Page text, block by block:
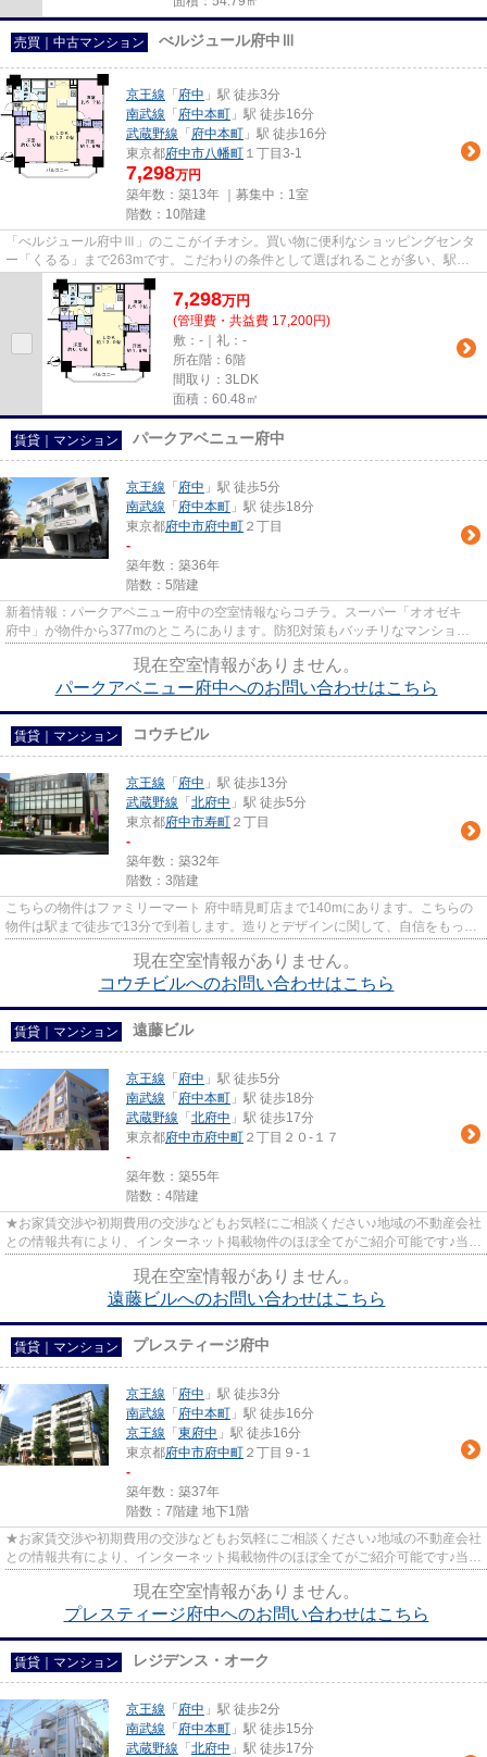
売買｜中古マンション べルジュール府中Ⅲ
京王線 「 府中 」駅 徒歩3分
南武線 「 府中本町 」駅 徒歩16分
武蔵野線 「 府中本町 」駅 徒歩16分
東京都府中市八幡町 １丁目3-1
7,298万円
築年数：築13年 ｜募集中： 1室
階数：10階建
「べルジュール府中Ⅲ」のここがイチオシ。買い物に便利なショッピングセンタ
ー「くるる」まで263mです。こだわりの条件として選ばれることが多い、駅徒
歩3分の駅近物件です。こちらは...
7,298万円
(管理費・共益費 17,200円)
敷：-｜礼：-
所在階：6階
間取り：3LDK
面積：60.48㎡
賃貸｜マンション パークアベニュー府中
京王線 「 府中 」駅 徒歩5分
南武線 「 府中本町 」駅 徒歩18分
東京都府中市府中町 ２丁目
-
築年数：築36年
階数：5階建
新着情報：パークアベニュー府中の空室情報ならコチラ。スーパー「オオゼキ
府中」が物件から377mのところにあります。防犯対策もバッチリなマンション
現在空室情報がありません。
パークアベニュー府中へのお問い合わせはこちら
賃貸｜マンション コウチビル
京王線 「 府中 」駅 徒歩13分
武蔵野線 「 北府中 」駅 徒歩5分
東京都府中市寿町 ２丁目
-
築年数：築32年
階数：3階建
こちらの物件はファミリーマート 府中晴見町店まで140mにあります。こちらの
物件は駅まで徒歩で13分で到着します。造りとデザインに関して、自信をもって
現在空室情報がありません。
コウチビルへのお問い合わせはこちら
賃貸｜マンション 遠藤ビル
京王線 「 府中 」駅 徒歩5分
南武線 「 府中本町 」駅 徒歩18分
武蔵野線 「 北府中 」駅 徒歩17分
東京都府中市府中町 ２丁目２０-１７
-
築年数：築55年
階数：4階建
★お家賃交渉や初期費用の交渉などもお気軽にご相談ください♪地域の不動産会社
との情報共有により、インターネット掲載物件のほぼ全てがご紹介可能です♪当店
現在空室情報がありません。
遠藤ビルへのお問い合わせはこちら
賃貸｜マンション プレスティージ府中
京王線 「 府中 」駅 徒歩3分
南武線 「 府中本町 」駅 徒歩16分
京王線 「 東府中 」駅 徒歩16分
東京都府中市府中町 ２丁目９-１
-
築年数：築37年
階数：7階建 地下1階
★お家賃交渉や初期費用の交渉などもお気軽にご相談ください♪地域の不動産会社
との情報共有により、インターネット掲載物件のほぼ全てがご紹介可能です♪当店
現在空室情報がありません。
プレスティージ府中へのお問い合わせはこちら
賃貸｜マンション レジデンス・オーク
京王線 「 府中 」駅 徒歩2分
南武線 「 府中本町 」駅 徒歩15分
武蔵野線 「 北府中 」駅 徒歩17分